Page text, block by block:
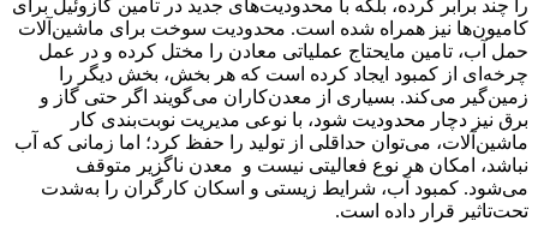
را چند برابر کرده، بلکه با محدودیت‌های جدید در تامین گازوئیل برای
کامیون‌ها نیز همراه شده است. محدودیت سوخت برای ماشین‌آلات
حمل آب، تامین مایحتاج عملیاتی معادن را مختل کرده و در عمل
چرخه‌ای از کمبود ایجاد کرده است که هر بخش، بخش دیگر را
زمین‌گیر می‌کند. بسیاری از معدن‌کاران می‌گویند اگر حتی گاز و
برق نیز دچار محدودیت شود، با نوعی مدیریت نوبت‌بندی کار
ماشین‌آلات، می‌توان حداقلی از تولید را حفظ کرد؛ اما زمانی که آب
نباشد، امکان هر نوع فعالیتی نیست و معدن ناگزیر متوقف
می‌شود. کمبود آب، شرایط زیستی و اسکان کارگران را به‌شدت
تحت‌تاثیر قرار داده است.